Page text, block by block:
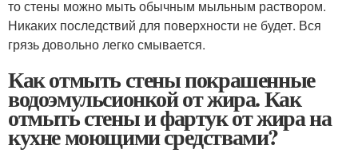
то стены можно мыть обычным мыльным раствором.
Никаких последствий для поверхности не будет. Вся
грязь довольно легко смывается.
Как отмыть стены покрашенные
водоэмульсионкой от жира. Как
отмыть стены и фартук от жира на
кухне моющими средствами?